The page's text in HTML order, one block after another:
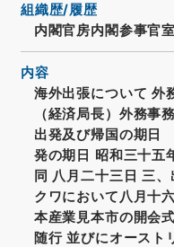
組織歴/履歴
内閣官房内閣参事官室
内容
海外出張について 外
（経済局長）外務事
出発及び帰国の期日
発の期日 昭和三十五
同 八月二十三日 三
クワにおいて八月十
本産業見本市の開会
随行 並びにオースト